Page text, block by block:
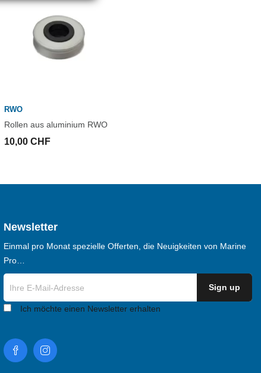
RWO
Rollen aus aluminium RWO
10,00 CHF
Newsletter
Einmal pro Monat spezielle Offerten, die Neuigkeiten von Marine
Pro…
Ich möchte einen Newsletter erhalten